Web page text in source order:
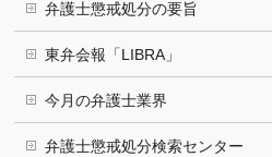
弁護士懲戒処分の要旨
東弁会報「LIBRA」
今月の弁護士業界
弁護士懲戒処分検索センター